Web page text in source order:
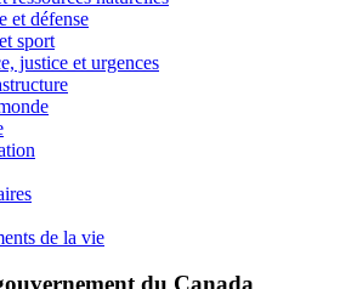
et défense
sport
justice et urgences
de la vie